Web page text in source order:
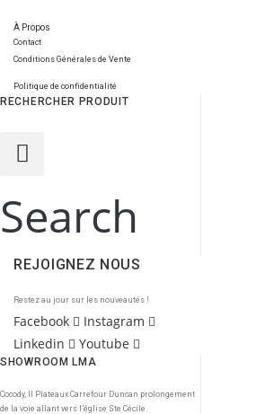
À Propos
Contact
Conditions Générales de Vente
Politique de confidentialité
RECHERCHER PRODUIT
Search
REJOIGNEZ NOUS
Restez au jour sur les nouveautés !
Facebook
Instagram
Linkedin
Youtube
SHOWROOM LMA
Cocody, II Plateaux Carrefour Duncan prolongement
de la voie allant vers l’église Ste Cécile.